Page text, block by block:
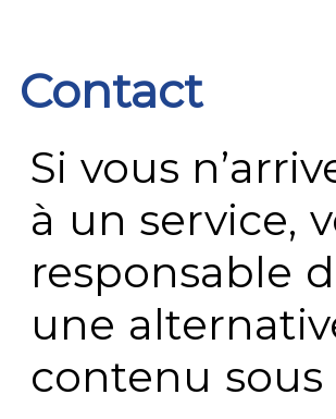
Contact
Si vous
à un service,
responsable
une
contenu